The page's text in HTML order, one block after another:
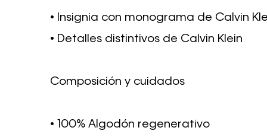
• Insignia con monograma de Calvin
• Detalles distintivos de Calvin Klein
Composición y cuidados
• 100% Algodón regenerativo